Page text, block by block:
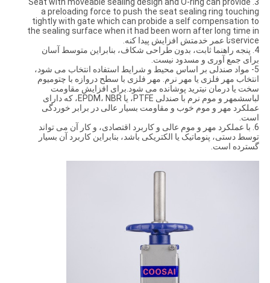
3. Seat with moveable sealing design and O-ring can provide
a preloading force to push the seat sealing ring touching
tightly with gate which can probide a self compensation to
the sealing surface when it had been worn after long time in
serviceتا عمر خدمتش افزایش پیدا کنه.
4. پنجه راهنما ثابت، بدون طراحی شکاف، بنابراین متوسط آسان
برای جمع آوری و مسدود نیست.
5- مواد صندلی بر اساس محیط و شرایط استفاده انتخاب می شود،
انتخاب مهر فلزی یا مهر نرم. مهر فلزی با سطح دروازه با چتومیوم
سخت یا درمان نیترید پوشانده می شود.برای افزایش مقاومت
لباسشمهر و موم نرم با صندلی PTFE، یا EPDM، NBR، که دارای
عملکرد مهر و موم خوب و مقاومت بسیار عالی در برابر خوردگی
است.
6. با عملکرد مهر و موم عالی و کاربرد اقتصادی، و کار آن می تواند
توسط دستی، پنوماتیک یا الکتریکی باشد، بنابراین کاربرد آن بسیار
گسترده است.